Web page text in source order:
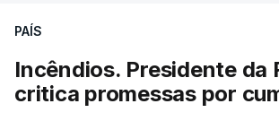
PAÍS
Incêndios. Presidente da
critica promessas por